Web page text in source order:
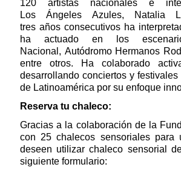
120 artistas nacionales e
Los Ángeles Azules, Natalia
tres años consecutivos ha
ha actuado en los
Nacional, Autódromo Hermanos
entre otros. Ha colaborado
desarrollando conciertos y
de Latinoamérica por su enfoque
Reserva tu chaleco:
Gracias a la colaboración de la
con 25 chalecos sensoriales para
deseen utilizar chaleco sensorial
siguiente formulario: